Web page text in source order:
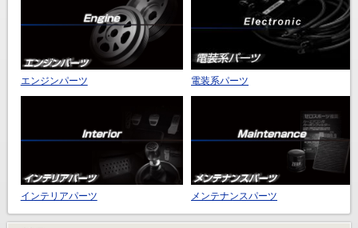
エンジンパーツ 電装系パーツ
インテリアパーツ メンテナンスパーツ